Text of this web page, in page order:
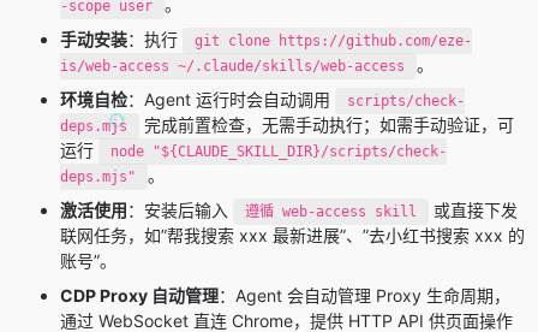
-scope user
手动安装：执行
git clone https://github.com/eze-
is/web-access ~/.claude/skills/web-access
。
环境自检：Agent 运行时会自动调用
scripts/check-
deps.mjs
完成前置检查，无需手动执行；如需手动验证，可
运行
node "${CLAUDE_SKILL_DIR}/scripts/check-
deps.mjs"
。
激活使用：安装后输入 遵循 web-access skill
或直接下发
联网任务，如”帮我搜索 xxx 最新进展”、”去小红书搜索 xxx 的
账号”。
CDP Proxy 自动管理：Agent 会自动管理 Proxy 生命周期，
通过 WebSocket 直连 Chrome，提供 HTTP API 供页面操作